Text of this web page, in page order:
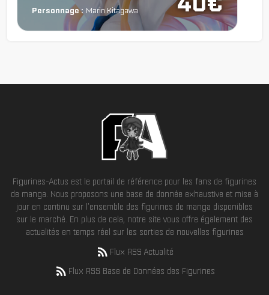
Personnage : Marin Kitagawa
Figurines-Actus est le portail de référence pour les fans de figurines
de manga. Nous proposons une base de donnée exhaustive et mise à
jour en continu sur l'ensemble des figurines de manga disponibles
sur le marché. En plus de cela, notre site vous offre également des
actualités en temps réel sur les sorties de nouvelles figurines
Flux RSS Actualité
Flux RSS Base de Données des Figurines